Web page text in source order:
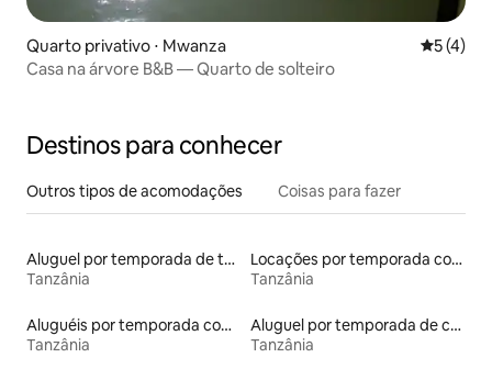
Quarto privativo ⋅ Mwanza 5 de
5 (4)
Casa na árvore B&B — Quarto de solteiro
Destinos para conhecer
Outros tipos de acomodações Coisas para fazer
Aluguel por temporada de townhouses
Tanzânia
Locações por temporada com piscina
Tanzânia
Aluguéis por temporada com café da manhã
Tanzânia
Aluguel por temporada de casas arredondadas
Tanzânia